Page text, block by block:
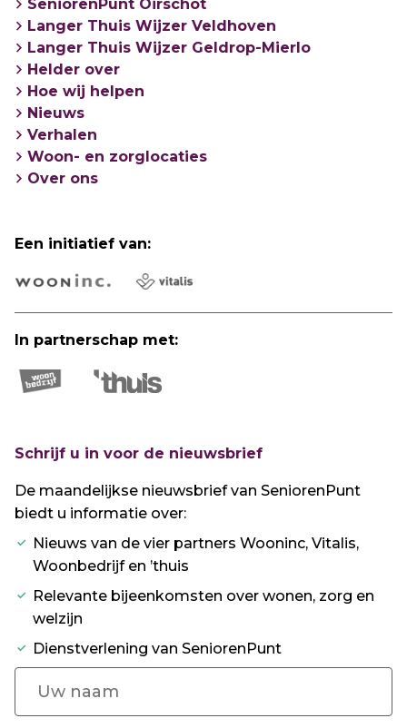
SeniorenPunt Oirschot
Langer Thuis Wijzer Veldhoven
Langer Thuis Wijzer Geldrop-Mierlo
Helder over
Hoe wij helpen
Nieuws
Verhalen
Woon- en zorglocaties
Over ons
Een initiatief van:
In partnerschap met:
Schrijf u in voor de nieuwsbrief
De maandelijkse nieuwsbrief van SeniorenPunt
biedt u informatie over:
Nieuws van de vier partners Wooninc, Vitalis,
Woonbedrijf en ’thuis
Relevante bijeenkomsten over wonen, zorg en
welzijn
Dienstverlening van SeniorenPunt